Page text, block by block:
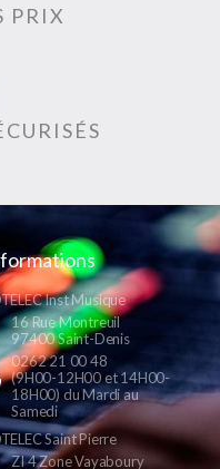
PRIX
Inst Musique
16 Rue Montreuil
97400 Saint-Denis
0262 21 00 48
(9H00-12H00 et 14H00-
18H00) du Mardi au
Samedi
Saint Pierre
ZI 4 Zone Vayaboury